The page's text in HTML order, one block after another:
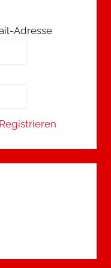
Adresse
Registrieren